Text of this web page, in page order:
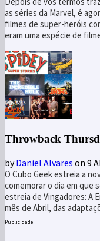
as séries da Marvel, é
filmes de super-heróis
eram uma espécie de
Throwback
byDaniel Alvares on 9
O Cubo Geek estreia a
comemorar o dia em que
estreia de Vingadores: A
mês de Abril, das
Publicidade